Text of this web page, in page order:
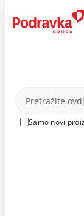
content
Samo novi